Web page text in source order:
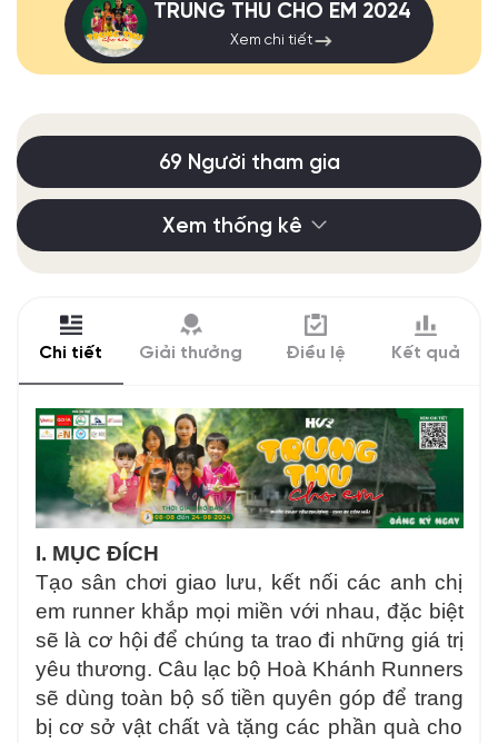
TRUNG THU CHO EM 2024
Xem chi tiết
69 Người tham gia
Xem thống kê
Chi tiết Giải thưởng Điều lệ Kết quả
I. MỤC ĐÍCH
Tạo sân chơi giao lưu, kết nối các anh chị
em runner khắp mọi miền với nhau, đặc biệt
sẽ là cơ hội để chúng ta trao đi những giá trị
yêu thương. Câu lạc bộ Hoà Khánh Runners
sẽ dùng toàn bộ số tiền quyên góp để trang
bị cơ sở vật chất và tặng các phần quà cho